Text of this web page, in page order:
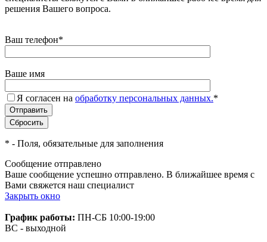
решения Вашего вопроса.
Ваш телефон*
Ваше имя
Я согласен на обработку персональных данных.*
* - Поля, обязательные для заполнения
Сообщение отправлено
Ваше сообщение успешно отправлено. В ближайшее время с
Вами свяжется наш специалист
Закрыть окно
График работы: ПН-СБ 10:00-19:00
ВС - выходной